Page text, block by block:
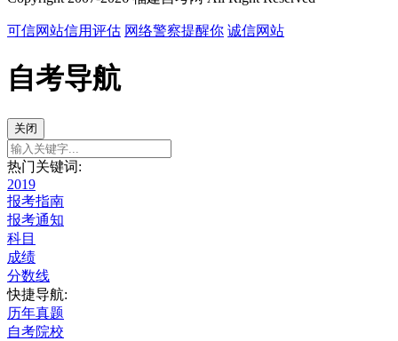
可信网站信用评估 网络警察提醒你 诚信网站
自考导航
关闭
热门关键词:
2019
报考指南
报考通知
科目
成绩
分数线
快捷导航:
历年真题
自考院校